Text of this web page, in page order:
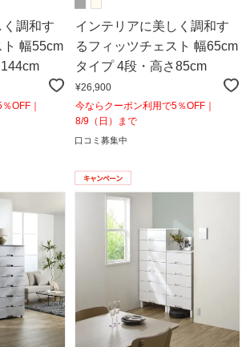
調和す
ト 幅55cm
OFF｜
インテリアに美しく調和す
るフィッツチェスト 幅65cm
タイプ 4段・高さ85cm
¥26,900
今ならクーポン利用で5％OFF｜
8/9（日）まで
口コミ募集中